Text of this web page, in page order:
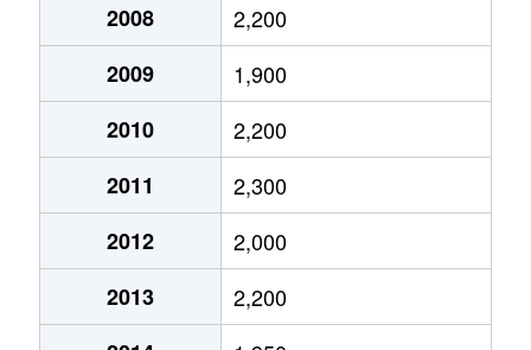
大字大谷口
900万円 南浦和 徒歩45分
大谷場
6,400万円 浦和 徒歩13分
鹿手袋
4,000万円 中浦和 徒歩13分
鹿手袋
3,100万円 中浦和 徒歩5分
鹿手袋
4,200万円 中浦和 徒歩2分
鹿手袋
3,600万円 中浦和 徒歩2分
2008
2,200
2009
1,900
2010
2,200
2011
2,300
2012
2,000
2013
2,200